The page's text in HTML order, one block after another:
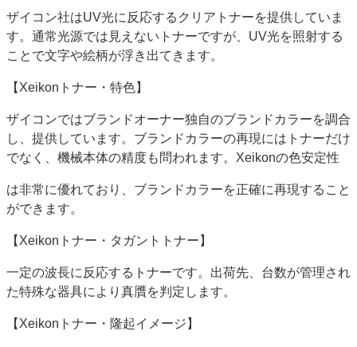
ザイコン社はUV光に反応するクリアトナーを提供していま
す。通常光源では見えないトナーですが、UV光を照射する
ことで文字や絵柄が浮き出てきます。
【Xeikonトナー・特色】
ザイコンではブランドオーナー独自のブランドカラーを調合
し、提供しています。ブランドカラーの再現にはトナーだけ
でなく、機械本体の精度も問われます。Xeikonの色安定性
は非常に優れており、ブランドカラーを正確に再現すること
ができます。
【Xeikonトナー・タガントトナー】
一定の波長に反応するトナーです。出荷先、台数が管理され
た特殊な器具により真贋を判定します。
【Xeikonトナー・隆起イメージ】